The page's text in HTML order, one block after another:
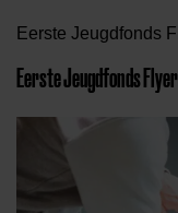
Eerste Jeugdfonds
Eerste Jeugdfonds